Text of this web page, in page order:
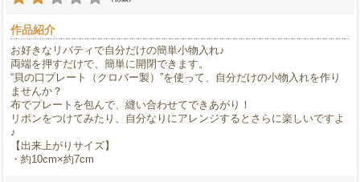
作品紹介
お好きなリバティで自分だけの簡単小物入れ♪
両端を押すだけで、簡単に開閉できます。
“貝の口プレート（クロバー製）”を使って、自分だけの小物入れを作り
ませんか？
布でプレートを包んで、縫い合わせてできあがり！
リボンをつけてみたり、自分なりにアレンジするとさらに楽しいですよ
♪
【出来上がりサイズ】
・約10cm×約7cm